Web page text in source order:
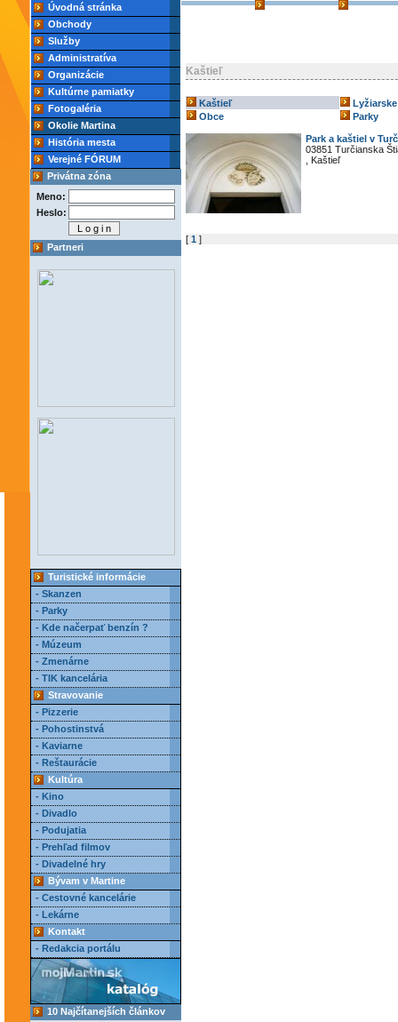
Úvodná stránka
Obchody
Služby
Administratíva
Organizácie
Kultúrne pamiatky
Fotogaléria
Okolie Martina
História mesta
Verejné FÓRUM
Privátna zóna
Meno:
Heslo:
Partneri
Turistické informácie
- Skanzen
- Parky
- Kde načerpať benzín ?
- Múzeum
- Zmenárne
- TIK kancelária
Stravovanie
- Pizzerie
- Pohostinstvá
- Kaviarne
- Reštaurácie
Kultúra
- Kino
- Divadlo
- Podujatia
- Prehľad filmov
- Divadelné hry
Bývam v Martine
- Cestovné kancelárie
- Lekárne
Kontakt
- Redakcia portálu
10 Najčítanejších článkov
Kaštieľ
Kaštieľ
Obce
Parky
Park a kaštiel v
03851 Turčianska
, Kaštieľ
[ 1 ]